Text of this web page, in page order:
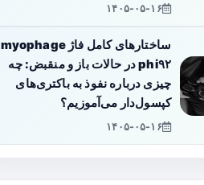
۱۴۰۵-۰۵-۱۶
ساختارهای کامل فاژ myophage
phi۹۲ در حالات باز و منقبض: چه
چیزی درباره نفوذ به باکتری‌های
کپسول‌دار می‌آموزیم؟
۱۴۰۵-۰۵-۱۶